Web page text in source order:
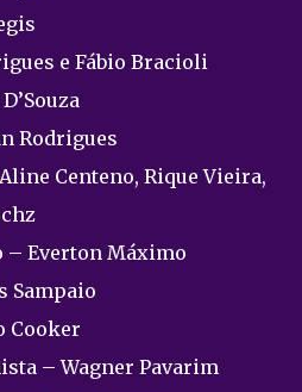
e Fábio Bracioli
Rodrigues
Centeno, Rique Vieira,
– Everton Máximo
Sampaio
Cooker
– Wagner Pavarim